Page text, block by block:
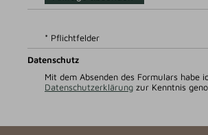
* Pflichtfelder
Datenschutz
Mit dem Absenden des Formulars habe
Datenschutzerklärung zur Kenntnis